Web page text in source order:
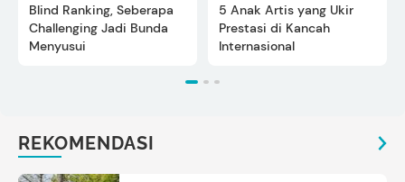
Blind Ranking, Seberapa
Challenging Jadi Bunda
Menyusui
5 Anak Artis yang Ukir
Prestasi di Kancah
Internasional
REKOMENDASI